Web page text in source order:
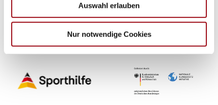
Partner führen diese Informationen möglicherweise mit
weiteren Daten zusammen, die Sie ihnen bereitgestellt
haben oder die sie im Rahmen Ihrer Nutzung der Dienste
Auswahl erlauben
Nur notwendige Cookies